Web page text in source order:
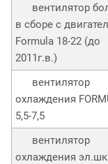
вентилятор
в сборе с
Formula 18-22 (до
2011г.в.)
вентилятор
охлаждения
5,5-7,5
вентилятор
охлаждения